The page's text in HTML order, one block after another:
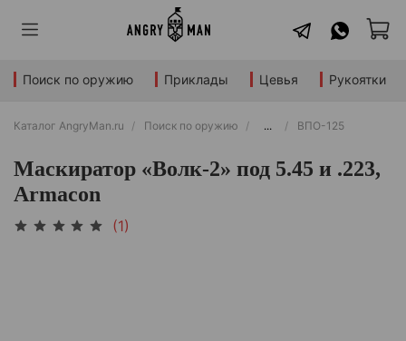
Поиск по оружию Приклады Цевья Рукоятки
Каталог AngryMan.ru Поиск по оружию ... ВПО-125
Маскиратор «Волк-2» под 5.45 и .223,
Armacon
(1)